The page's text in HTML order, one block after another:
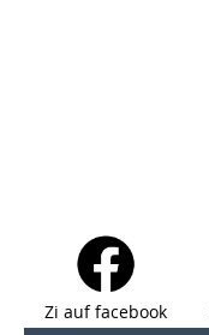
Zi auf facebook